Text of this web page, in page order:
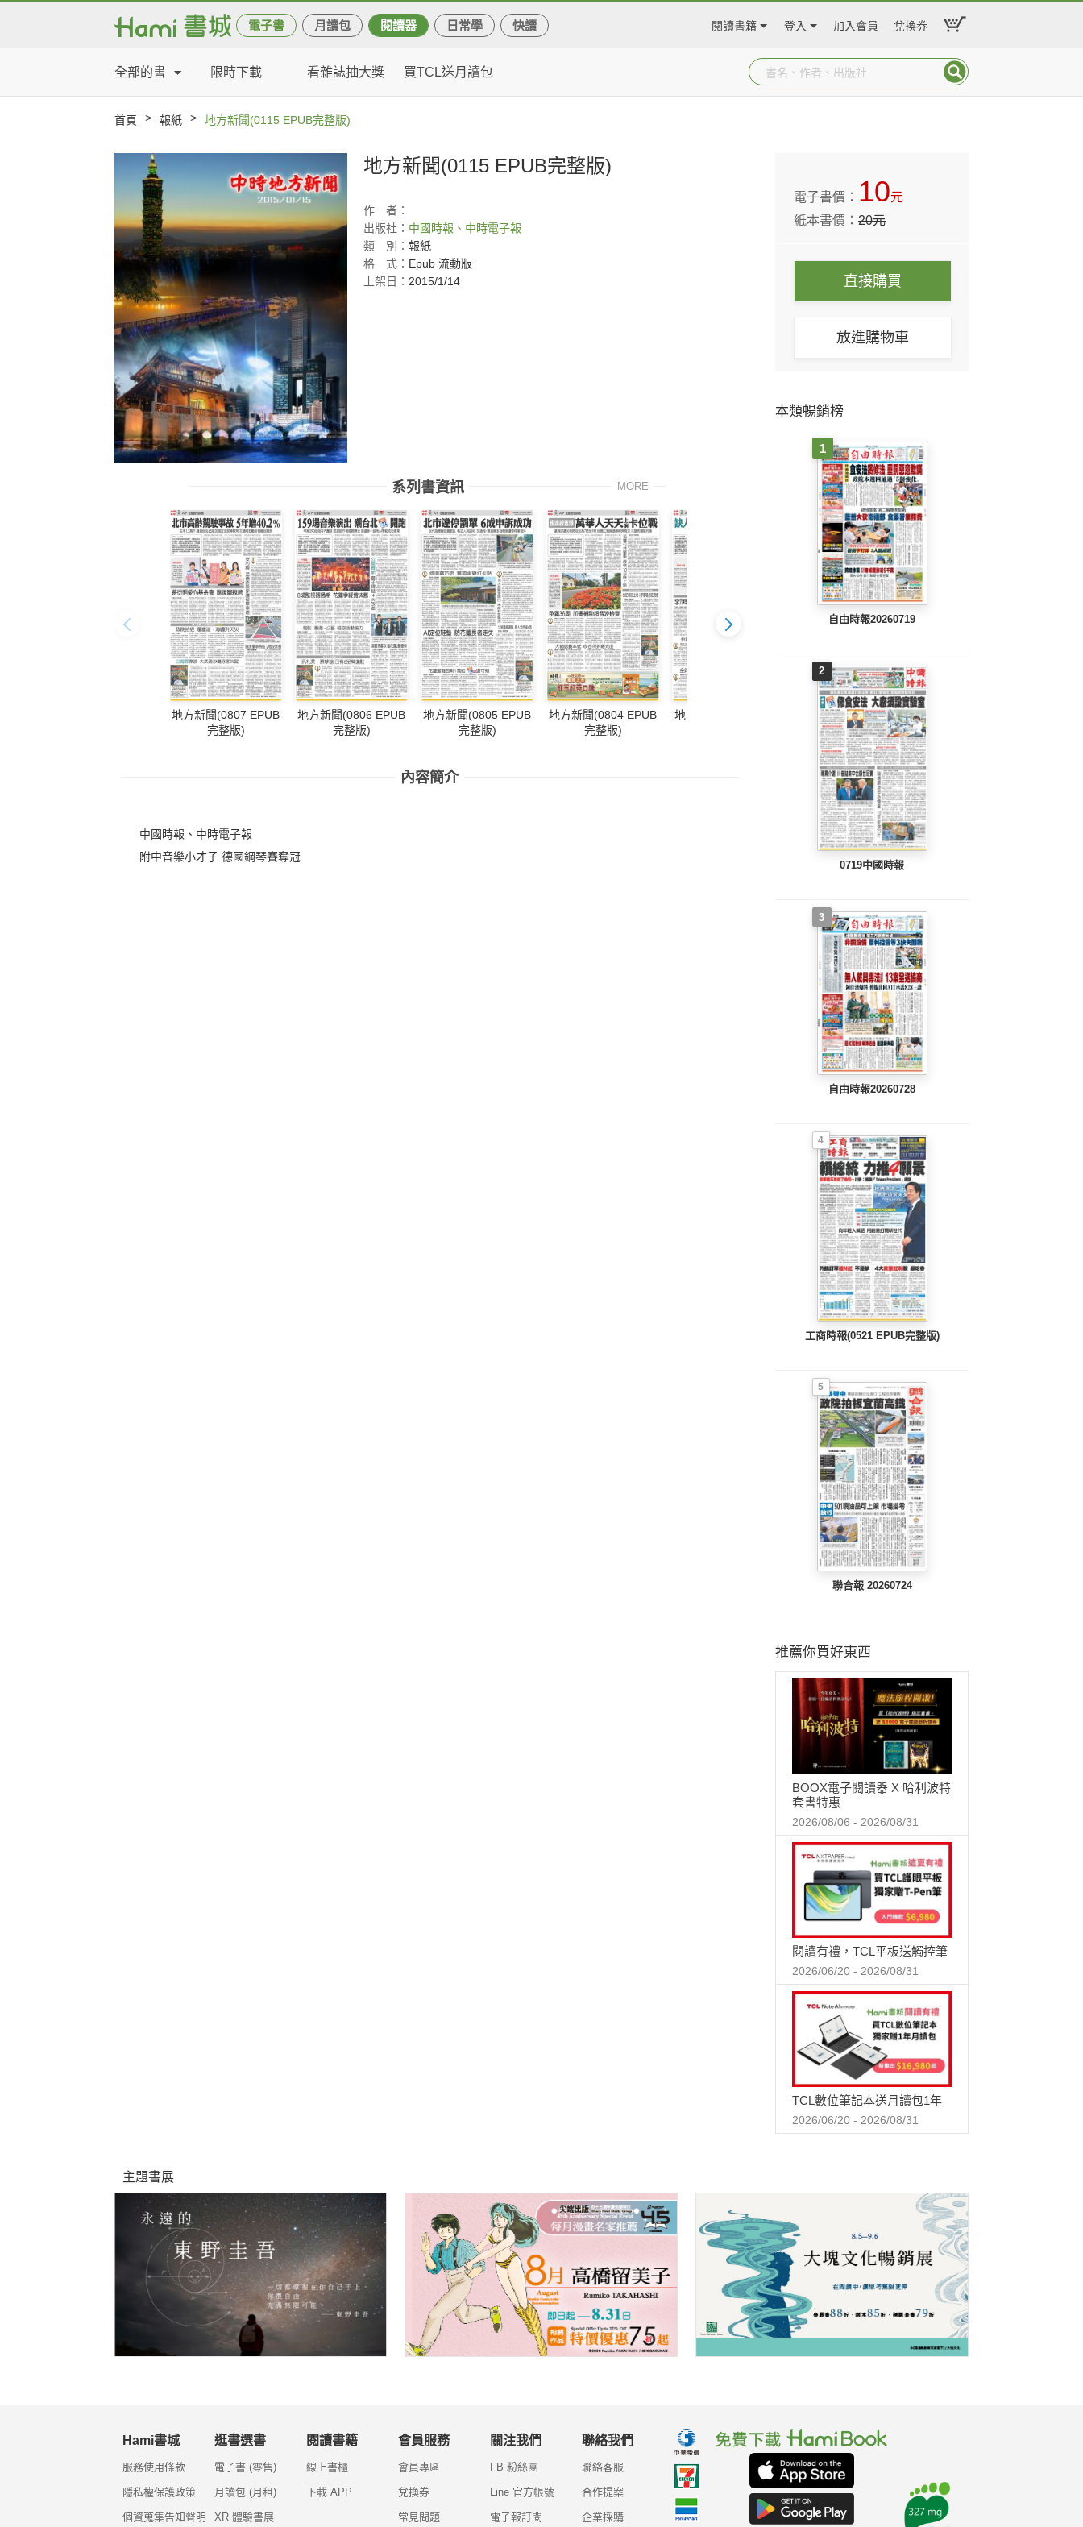
電子書 月讀包 閱讀器 日常學 快讀 閱讀書籍 登入 加入會員 兌換券
全部的書 限時下載 看雜誌抽大獎 買TCL送月讀包
首頁 > 報紙 > 地方新聞(0115 EPUB完整版)
地方新聞(0115 EPUB完整版)
作
者：
出版社： 中國時報、中時電子報
類
別： 報紙
格
式： Epub 流動版
上架日： 2015/1/14
系列書資訊 MORE
地方新聞(0807 EPUB
完整版)
地方新聞(0806 EPUB
完整版)
地方新聞(0805 EPUB
完整版)
地方新聞(0804 EPUB
完整版)
地方新聞(0803 EPUB
地方新聞(0802 EPUB
完整版)
內容簡介
中國時報、中時電子報
附中音樂小才子 德國鋼琴賽奪冠
電子書價： 10元
紙本書價：20元
直接購買
放進購物車
本類暢銷榜
1
自由時報20260719
2
0719中國時報
3
自由時報20260728
4
工商時報(0521 EPUB完整版)
5
聯合報 20260724
推薦你買好東西
BOOX電子閱讀器 X 哈利波特
套書特惠
2026/08/06 - 2026/08/31
閱讀有禮，TCL平板送觸控筆
2026/06/20 - 2026/08/31
TCL數位筆記本送月讀包1年
2026/06/20 - 2026/08/31
主題書展
Hami書城
服務使用條款
隱私權保護政策
個資蒐集告知聲明
逛書選書
電子書 (零售)
月讀包 (月租)
XR 體驗書展
閱讀書籍
線上書櫃
下載 APP
會員服務
會員專區
兌換券
常見問題
關注我們
FB 粉絲團
Line 官方帳號
電子報訂閱
聯絡我們
聯絡客服
合作提案
企業採購